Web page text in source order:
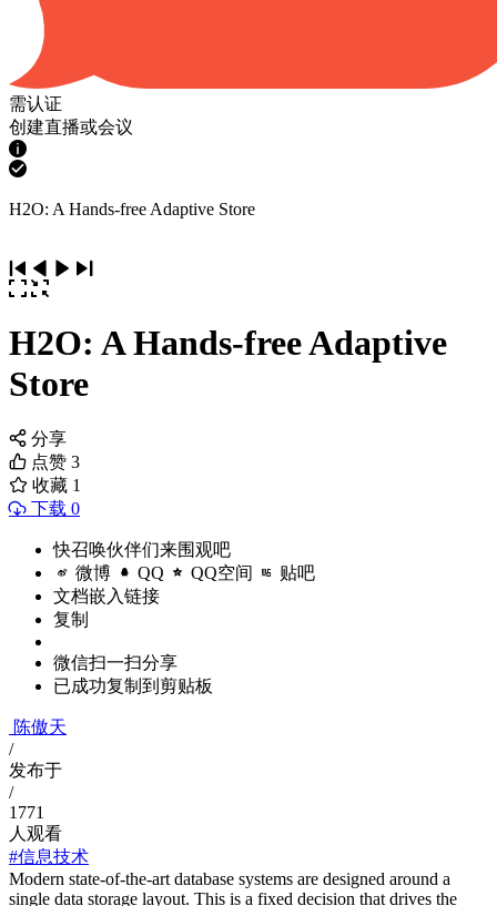
需认证
创建直播或会议
H2O: A Hands-free Adaptive Store
H2O: A Hands-free Adaptive
Store
分享
点赞 3
收藏 1
下载 0
快召唤伙伴们来围观吧
微博 QQ QQ空间 贴吧
文档嵌入链接
复制
微信扫一扫分享
已成功复制到剪贴板
陈傲天
/
发布于
/
1771
人观看
#信息技术
Modern state-of-the-art database systems are designed around a
single data storage layout. This is a fixed decision that drives the